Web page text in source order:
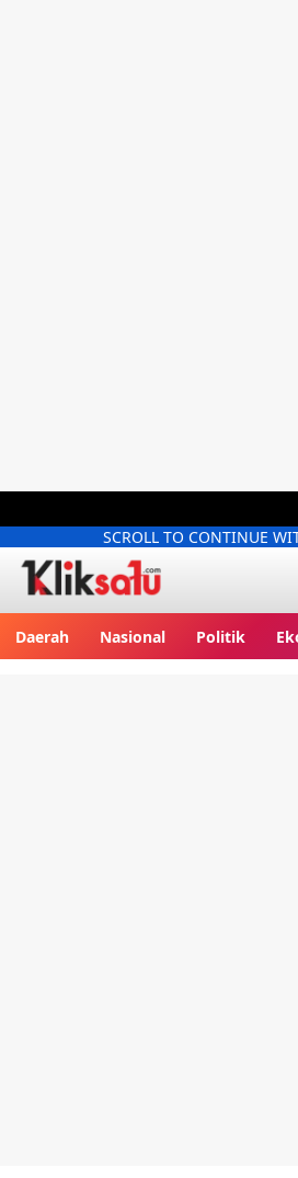
SCROLL TO CONTINUE
Daerah Nasional Politik